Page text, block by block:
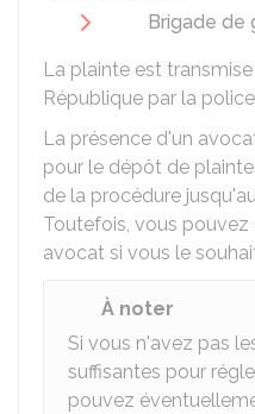
Brigade de
La plainte est
République par la
La présence d'un
pour le dépôt de
de la procédure
Toutefois, vous
avocat si vous le
À noter
Si vous n'avez pas
suffisantes pour
pouvez